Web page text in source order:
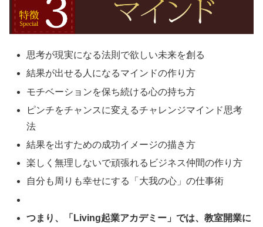
思考が現実になる法則で欲しい未来を創る
結果が出せる人になるマインドの作り方
モチベーションを保ち続ける心の持ち方
ピンチをチャンスに変えるチャレンジマインド思考
法
結果を出すための成功イメージの描き方
楽しく無理しないで頑張れるビジネス仲間の作り方
自分も周りも幸せにする「大我の心」の仕事術
つまり、「Living起業アカデミー」では、教室開業に